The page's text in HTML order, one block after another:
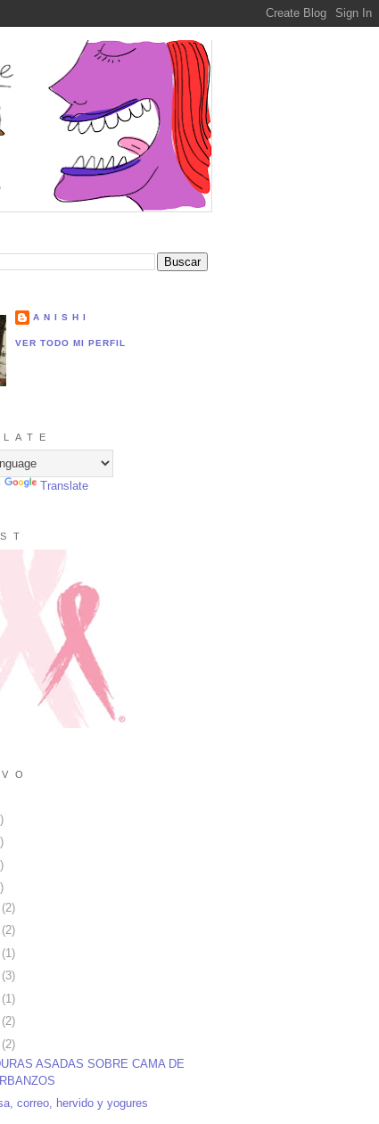
A N I S H I
VER TODO MI PERFIL
A T E
Translate
T
O
)
)
)
)
2)
2)
1)
3)
1)
2)
2)
ASADAS SOBRE CAMA DE
correo, hervido y yogures